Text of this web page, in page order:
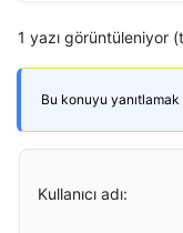
1 yazı görüntüleniyor
Bu konuyu yanıtlamak
Kullanıcı adı: